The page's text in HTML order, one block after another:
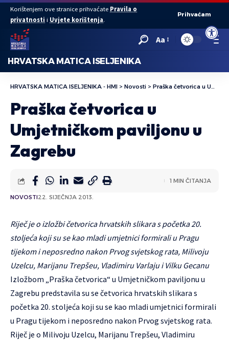
Open
Korištenjem ove stranice prihvaćate Pravila o
privatnosti i Uvjete korištenja.
Prihvaćam
Aa
HRVATSKA MATICA ISELJENIKA
HRVATSKA MATICA ISELJENIKA - HMI > Novosti > Praška četvorica u Umjetničkom paviljonu u Zagrebu
Praška četvorica u
Umjetničkom paviljonu u
Zagrebu
NOVOSTI22. SIJEČNJA 2013.
1 MIN ČITANJA
Riječ je o izložbi četvorica hrvatskih slikara s početka 20.
stoljeća koji su se kao mladi umjetnici formirali u Pragu
tijekom i neposredno nakon Prvog svjetskog rata, Milivoju
Uzelcu, Marijanu Trepšeu, Vladimiru Varlaju i Vilku Gecanu
Izložbom „Praška četvorica“ u Umjetničkom paviljonu u
Zagrebu predstavila su se četvorica hrvatskih slikara s
početka 20. stoljeća koji su se kao mladi umjetnici formirali
u Pragu tijekom i neposredno nakon Prvog svjetskog rata.
Riječ je o Milivoju Uzelcu, Marijanu Trepšeu, Vladimiru